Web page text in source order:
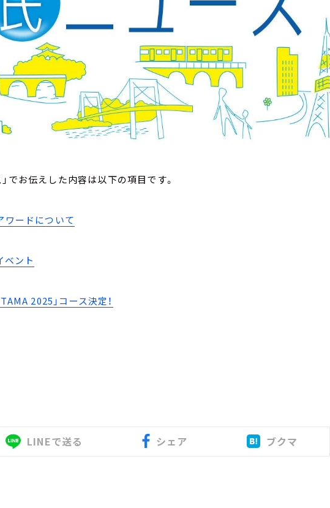
」でお伝えした内容は以下の項目です。
ードについて
ベント
2025」コース決定！
LINEで送る シェア ブクマ